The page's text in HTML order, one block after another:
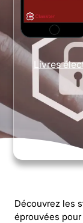
Livres
Découvrez les
éprouvées